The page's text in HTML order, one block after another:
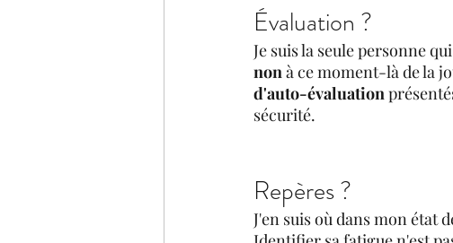
Évaluation ?
Je suis la seule personne
non à ce moment-là de la
d'auto-évaluation
sécurité.
Repères ?
J'en suis où dans mon état